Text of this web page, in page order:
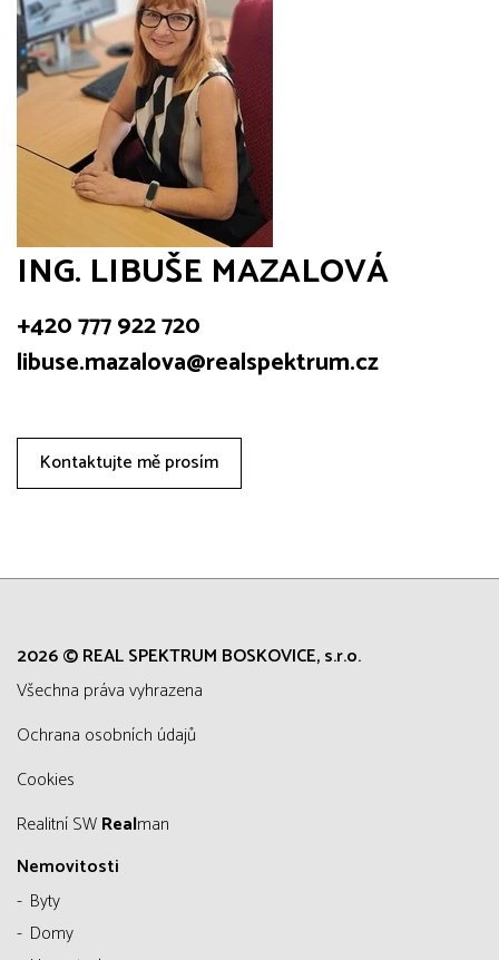
ING. LIBUŠE MAZALOVÁ
+420 777 922 720
libuse.mazalova@realspektrum.cz
Kontaktujte mě prosím
2026 © REAL SPEKTRUM BOSKOVICE, s.r.o.
všechna práva vyhrazena
Ochrana osobních údajů
Cookies
Realitní SWRealman
Nemovitosti
Byty
Domy